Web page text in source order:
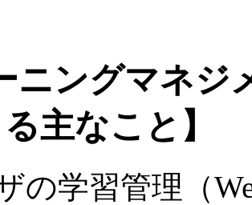
ニングマネ
主なこと】
の学習管理（